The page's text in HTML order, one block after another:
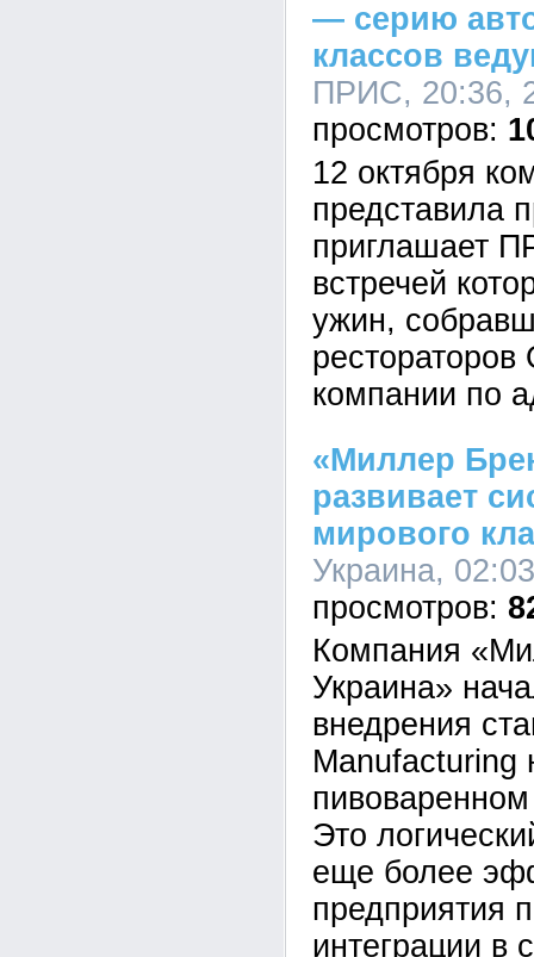
— серию
классов
ПРИС, 20:36,
12 октября
представила
приглашает
встречей
ужин,
компании по
«Миллер
развивает
мирового
Украина,
Компания
Украина»
внедрения
Manufacturing
Это
еще более
предприятия
интеграции в